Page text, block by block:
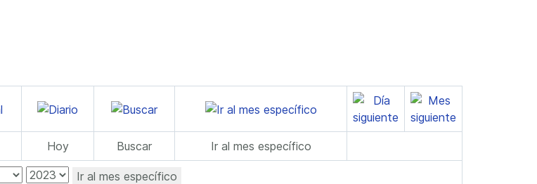
Hoy Buscar Ir al mes específico
Ir al mes específico